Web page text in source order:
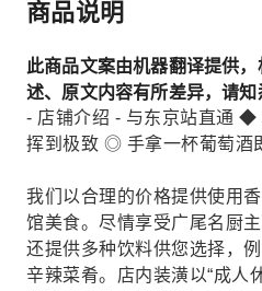
商品说明
此商品文案由机器翻译提供
述、原文内容有所差异，请知
- 店铺介绍 - 与东京站直通 ◆
挥到极致 ◎ 手拿一杯葡萄酒
我们以合理的价格提供使用
馆美食。尽情享受广尾名厨
还提供多种饮料供您选择，
辛辣菜肴。店内装潢以“成人